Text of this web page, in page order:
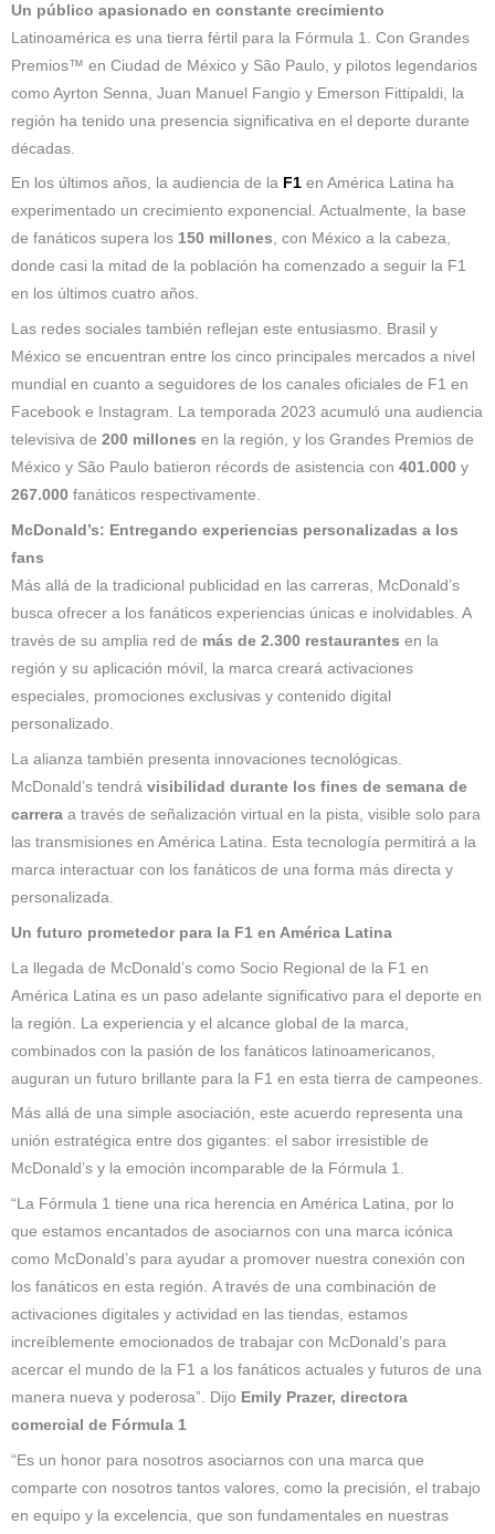
Un público apasionado en constante crecimiento
Latinoamérica es una tierra fértil para la Fórmula 1. Con Grandes
Premios™ en Ciudad de México y São Paulo, y pilotos legendarios
como Ayrton Senna, Juan Manuel Fangio y Emerson Fittipaldi, la
región ha tenido una presencia significativa en el deporte durante
décadas.
En los últimos años, la audiencia de la F1 en América Latina ha
experimentado un crecimiento exponencial. Actualmente, la base
de fanáticos supera los 150 millones, con México a la cabeza,
donde casi la mitad de la población ha comenzado a seguir la F1
en los últimos cuatro años.
Las redes sociales también reflejan este entusiasmo. Brasil y
México se encuentran entre los cinco principales mercados a nivel
mundial en cuanto a seguidores de los canales oficiales de F1 en
Facebook e Instagram. La temporada 2023 acumuló una audiencia
televisiva de 200 millones en la región, y los Grandes Premios de
México y São Paulo batieron récords de asistencia con 401.000 y
267.000 fanáticos respectivamente.
McDonald’s: Entregando experiencias personalizadas a los
fans
Más allá de la tradicional publicidad en las carreras, McDonald’s
busca ofrecer a los fanáticos experiencias únicas e inolvidables. A
través de su amplia red de más de 2.300 restaurantes en la
región y su aplicación móvil, la marca creará activaciones
especiales, promociones exclusivas y contenido digital
personalizado.
La alianza también presenta innovaciones tecnológicas.
McDonald’s tendrá visibilidad durante los fines de semana de
carrera a través de señalización virtual en la pista, visible solo para
las transmisiones en América Latina. Esta tecnología permitirá a la
marca interactuar con los fanáticos de una forma más directa y
personalizada.
Un futuro prometedor para la F1 en América Latina
La llegada de McDonald’s como Socio Regional de la F1 en
América Latina es un paso adelante significativo para el deporte en
la región. La experiencia y el alcance global de la marca,
combinados con la pasión de los fanáticos latinoamericanos,
auguran un futuro brillante para la F1 en esta tierra de campeones.
Más allá de una simple asociación, este acuerdo representa una
unión estratégica entre dos gigantes: el sabor irresistible de
McDonald’s y la emoción incomparable de la Fórmula 1.
“La Fórmula 1 tiene una rica herencia en América Latina, por lo
que estamos encantados de asociarnos con una marca icónica
como McDonald’s para ayudar a promover nuestra conexión con
los fanáticos en esta región. A través de una combinación de
activaciones digitales y actividad en las tiendas, estamos
increíblemente emocionados de trabajar con McDonald’s para
acercar el mundo de la F1 a los fanáticos actuales y futuros de una
manera nueva y poderosa”. Dijo Emily Prazer, directora
comercial de Fórmula 1
“Es un honor para nosotros asociarnos con una marca que
comparte con nosotros tantos valores, como la precisión, el trabajo
en equipo y la excelencia, que son fundamentales en nuestras